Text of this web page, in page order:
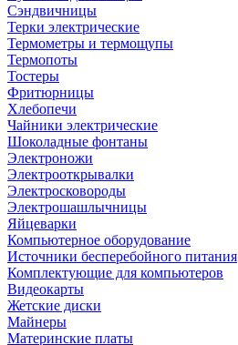
Сэндвичницы
Терки электрические
Термометры и термощупы
Термопоты
Тостеры
Фритюрницы
Хлебопечи
Чайники электрические
Шоколадные фонтаны
Электроножи
Электрооткрывалки
Электросковороды
Электрошашлычницы
Яйцеварки
Компьютерное оборудование
Источники бесперебойного питания
Комплектующие для компьютеров
Видеокарты
Жетские диски
Майнеры
Материнские платы